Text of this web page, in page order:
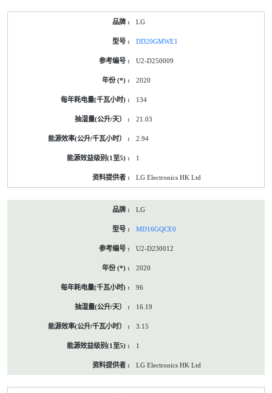
LG
DD20GMWE1
U2-D250009
2020
134
21.03
2.94
1
LG Electronics HK Ltd
LG
MD16GQCE0
U2-D230012
2020
96
16.19
3.15
1
LG Electronics HK Ltd